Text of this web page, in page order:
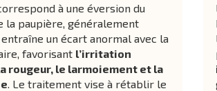
à une éversion du
la paupière, généralement
un écart anormal avec la
favorisant l’irritation
rougeur, le larmoiement et la
. Le traitement vise à rétablir le